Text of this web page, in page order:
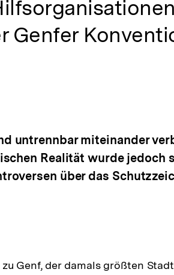
Genfer
untrennbar miteinander
Realität wurde jedoch
über das
Genf, der damals größten